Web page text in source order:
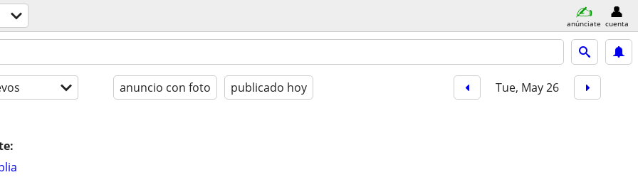
anúnciate cuenta
anuncio con foto publicado hoy Tue, May 26